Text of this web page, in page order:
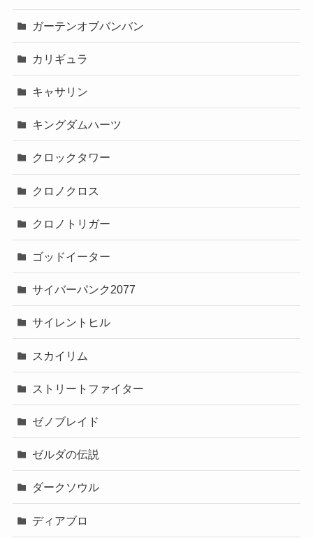
ガーテンオブバンバン
カリギュラ
キャサリン
キングダムハーツ
クロックタワー
クロノクロス
クロノトリガー
ゴッドイーター
サイバーパンク2077
サイレントヒル
スカイリム
ストリートファイター
ゼノブレイド
ゼルダの伝説
ダークソウル
ディアブロ